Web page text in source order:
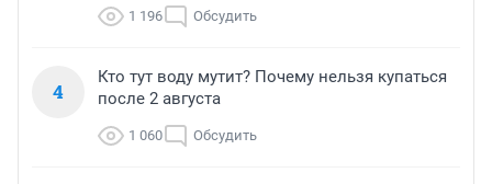
1 196 Обсудить
4
Кто тут воду мутит? Почему нельзя купаться
после 2 августа
1 060 Обсудить